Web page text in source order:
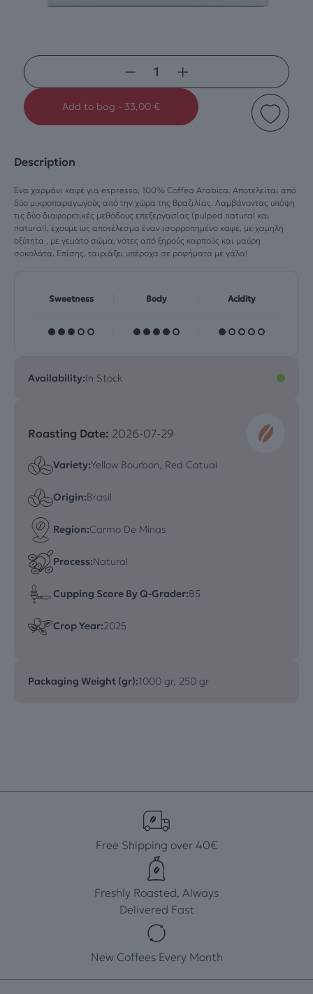
Description
Ένα χαρμάνι καφέ για espresso, 100% Coffea Arabica. Αποτελείται από
δύο μικροπαραγωγούς από την χώρα της Βραζιλίας. Λαμβάνοντας υπόψη
τις δύο διαφορετικές μεθόδους επεξεργασίας (pulped natural και
natural), έχουμε ως αποτέλεσμα έναν ισορροπημένο καφέ, με χαμηλή
οξύτητα , με γεμάτο σώμα, νότες από ξηρούς καρπούς και μαύρη
σοκολάτα. Επίσης, ταιριάζει υπέροχα σε ροφήματα με γάλα!
Sweetness Body Acidity
− +
Add to bag - 33,00 €
Availability:In Stock
Roasting Date: 2026-07-29
Variety:Yellow Bourbon, Red Catuai
Origin:Brasil
Region:Carmo De Minas
Process:Natural
Cupping Score By Q-Grader:85
Crop Year:2025
Packaging Weight (gr):1000 gr, 250 gr
Free Shipping over 40€
Freshly Roasted, Always
Delivered Fast
New Coffees Every Month